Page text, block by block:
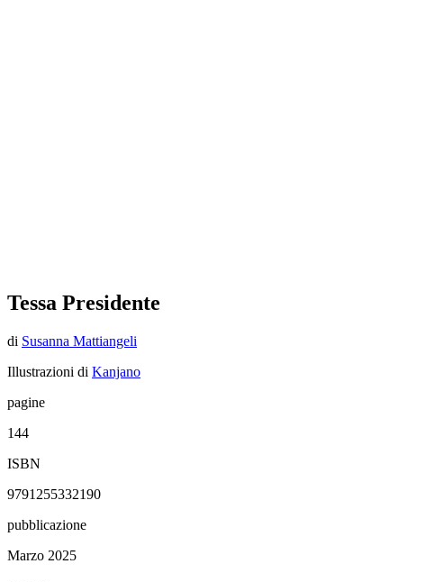
Tessa Presidente
di Susanna Mattiangeli
Illustrazioni di Kanjano
pagine
144
ISBN
9791255332190
pubblicazione
Marzo 2025